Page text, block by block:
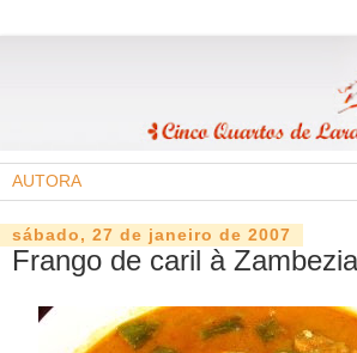
sábado, 27 de janeiro de 2007
Frango de caril à